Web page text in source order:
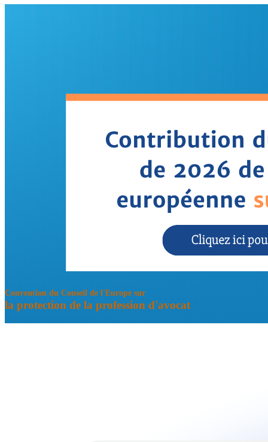
Convention du Conseil de l'Europe sur
la protection de la profession d'avocat